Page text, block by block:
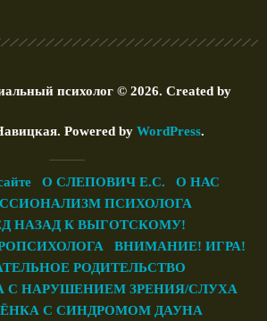
психолог © 2026. Created by
. Powered by WordPress.
О СЛЕПОВИЧ Е.С.
О НАС
ПСИХОЛОГА
НАЗАД К ВЫГОТСКОМУ!
ВНИМАНИЕ! ИГРА!
РОДИТЕЛЬСТВО
С НАРУШЕНИЕМ ЗРЕНИЯ/СЛУХА
С СИНДРОМОМ ДАУНА